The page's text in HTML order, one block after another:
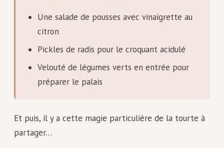
Une salade de pousses avec vinaigrette au
citron
Pickles de radis pour le croquant acidulé
Velouté de légumes verts en entrée pour
préparer le palais
Et puis, il y a cette magie particulière de la tourte à
partager…